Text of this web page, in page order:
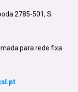
2785-501, S.
para rede fixa